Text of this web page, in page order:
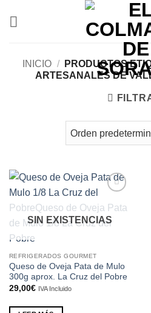
INICIO /
PRODUCTOS
ARTESANALES DE
a la
lista de
deseos
SIN EXISTENCIAS
REFRIGERADOS GOURMET
Queso de Oveja Pata de Mulo
300g aprox. La Cruz del Pobre
29,00€ IVA Incluido